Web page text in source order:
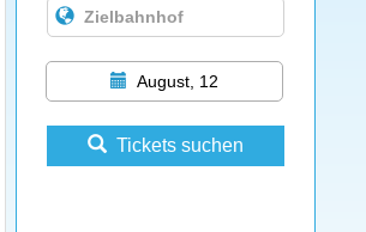
August, 12
Tickets suchen